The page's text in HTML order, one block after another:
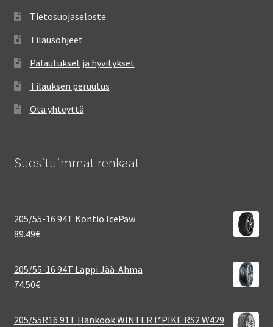
Tietosuojaseloste
Tilausohjeet
Palautukset ja hyvitykset
Tilauksen peruutus
Ota yhteyttä
Suosituimmat renkaat
205/55-16 94T Kontio IcePaw
89.49€
205/55-16 94T Lappi Jää-Ahma
74.50€
205/55R16 91T Hankook WINTER I*PIKE RS2 W429